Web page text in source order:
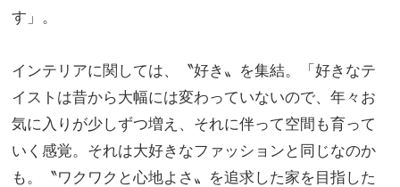
す」。
インテリアに関しては、〝好き〟を集結。「好きなテ
イストは昔から大幅には変わっていないので、年々お
気に入りが少しずつ増え、それに伴って空間も育って
いく感覚。それは大好きなファッションと同じなのか
も。〝ワクワクと心地よさ〟を追求した家を目指した